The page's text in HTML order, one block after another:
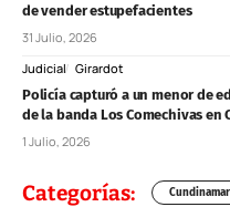
de vender estupefacientes
31 Julio, 2026
Judicial Girardot
Policía capturó a un menor de
de la banda Los Comechivas en
1 Julio, 2026
Categorías: